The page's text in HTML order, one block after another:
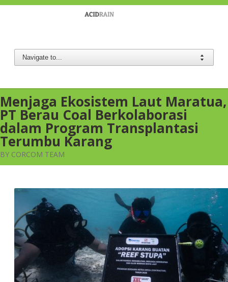
Menjaga Ekosistem Laut Maratua,
PT Berau Coal Berkolaborasi
dalam Program Transplantasi
Terumbu Karang
BY CORCOM TEAM